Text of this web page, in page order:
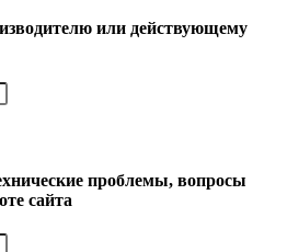
или действующему
проблемы, вопросы
сайта